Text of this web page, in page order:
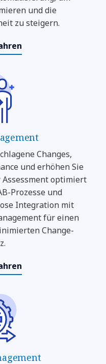
und die
zu steigern.
Changes,
und erhöhen Sie
optimiert
Prozesse und
Integration mit
für einen
Change-